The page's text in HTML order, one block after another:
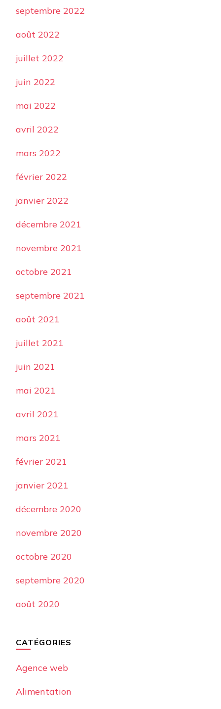
septembre 2022
août 2022
juillet 2022
juin 2022
mai 2022
avril 2022
mars 2022
février 2022
janvier 2022
décembre 2021
novembre 2021
octobre 2021
septembre 2021
août 2021
juillet 2021
juin 2021
mai 2021
avril 2021
mars 2021
février 2021
janvier 2021
décembre 2020
novembre 2020
octobre 2020
septembre 2020
août 2020
CATÉGORIES
Agence web
Alimentation